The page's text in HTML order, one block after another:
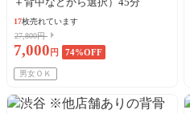
17枚売れています
27,800円
7,000 円 74%OFF
男女ＯＫ